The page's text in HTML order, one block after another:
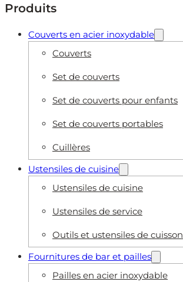
Produits
Couverts en acier inoxydable
Couverts
Set de couverts
Set de couverts pour enfants
Set de couverts portables
Cuillères
Ustensiles de cuisine
Ustensiles de cuisine
Ustensiles de service
Outils et ustensiles de cuisson
Fournitures de bar et pailles
Pailles en acier inoxydable